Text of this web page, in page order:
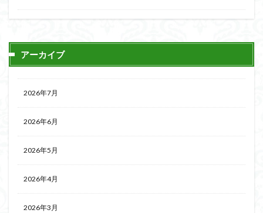
アーカイブ
2026年7月
2026年6月
2026年5月
2026年4月
2026年3月